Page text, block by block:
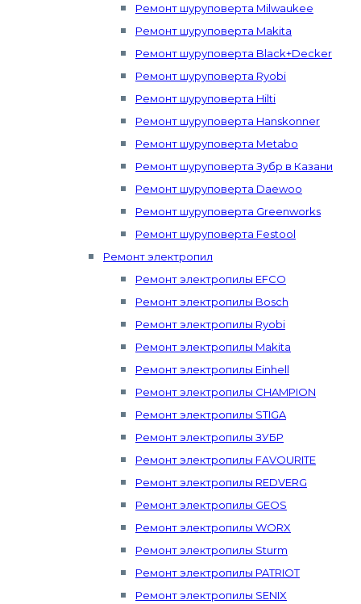
Ремонт шуруповерта Milwaukee
Ремонт шуруповерта Makita
Ремонт шуруповерта Black+Decker
Ремонт шуруповерта Ryobi
Ремонт шуруповерта Hilti
Ремонт шуруповерта Hanskonner
Ремонт шуруповерта Metabo
Ремонт шуруповерта Зубр в Казани
Ремонт шуруповерта Daewoo
Ремонт шуруповерта Greenworks
Ремонт шуруповерта Festool
Ремонт электропил
Ремонт электропилы EFCO
Ремонт электропилы Bosch
Ремонт электропилы Ryobi
Ремонт электропилы Makita
Ремонт электропилы Einhell
Ремонт электропилы CHAMPION
Ремонт электропилы STIGA
Ремонт электропилы ЗУБР
Ремонт электропилы FAVOURITE
Ремонт электропилы REDVERG
Ремонт электропилы GEOS
Ремонт электропилы WORX
Ремонт электропилы Sturm
Ремонт электропилы PATRIOT
Ремонт электропилы SENIX